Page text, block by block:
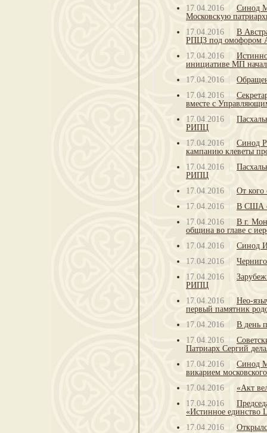
17.04.2016
Синод
Московскую
17.04.2016
В
РПЦЗ под омофором
17.04.2016
инициативе МП
17.04.2016
17.04.2016
вместе с
17.04.2016
РИПЦ
17.04.2016
Синод
кампанию клеветы
17.04.2016
РИПЦ
17.04.2016
От кого
17.04.2016
В США
17.04.2016
В г.
община во главе с
17.04.2016
Синод
17.04.2016
17.04.2016
РИПЦ
17.04.2016
Нео-
первый памятник
17.04.2016
В день
17.04.2016
Патриарх Сергий
17.04.2016
Синод
викарием
17.04.2016
«Акт
17.04.2016
«Истинное единство
17.04.2016